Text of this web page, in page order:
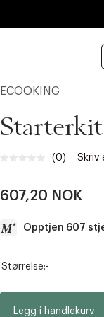
ECOOKING
Ingen
sidelenke.
(0) Skriv
607,20 NOK
Opptjen 607
a
Størrelse:-
Legg i handlekurv